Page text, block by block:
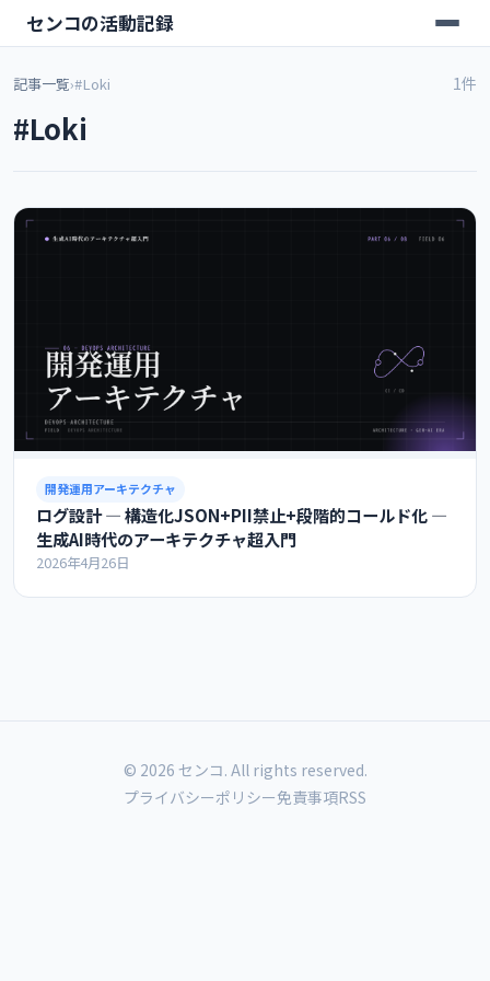
センコの活動記録
記事一覧›#Loki
#Loki
1件
開発運用アーキテクチャ
ログ設計 ― 構造化JSON+PII禁止+段階的コールド化 ―
生成AI時代のアーキテクチャ超入門
2026年4月26日
© 2026 センコ. All rights reserved.
プライバシーポリシー免責事項RSS